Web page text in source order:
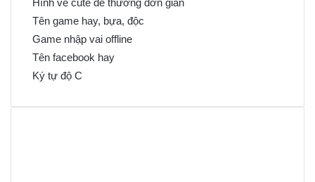
Hình vẽ cute dễ thương đơn giản
Tên game hay, bựa, độc
Game nhập vai offline
Tên facebook hay
Ký tự độ C